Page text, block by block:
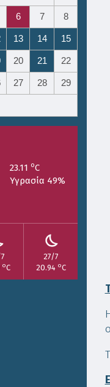
6 7 8
13 14 15
20 21 22
27 28 29
23.11 oC
Υγρασία 49%
oC
27/7
20.94 oC